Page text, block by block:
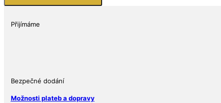
925,
množství
Přijímáme
Bezpečné dodání
Možnosti plateb a dopravy